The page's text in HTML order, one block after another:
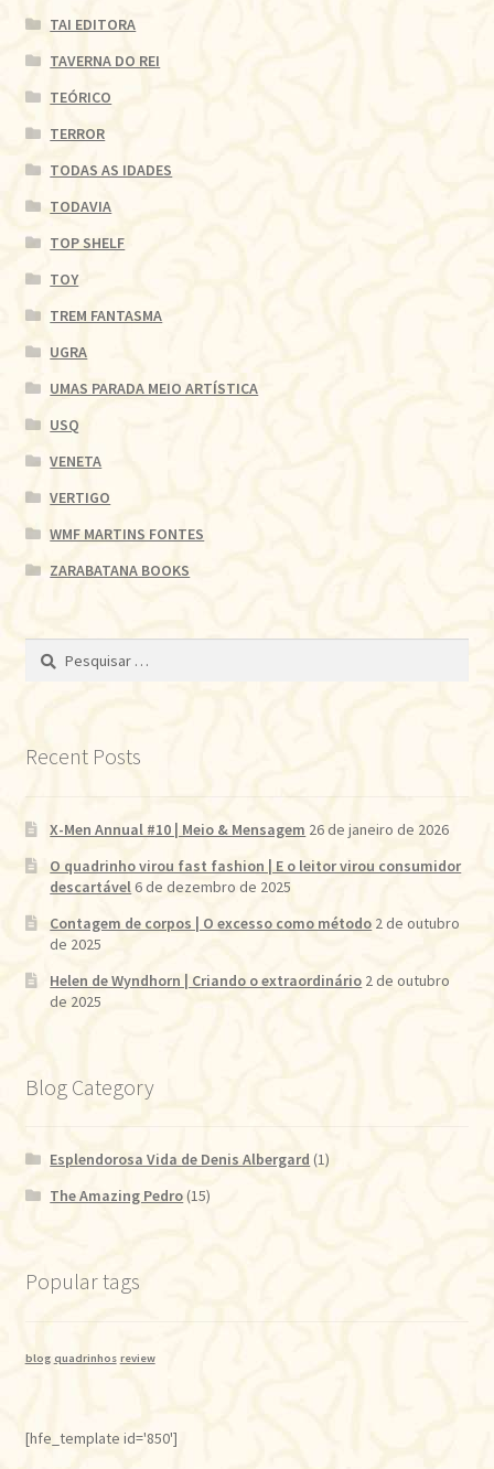
TAI EDITORA
TAVERNA DO REI
TEÓRICO
TERROR
TODAS AS IDADES
TODAVIA
TOP SHELF
TOY
TREM FANTASMA
UGRA
UMAS PARADA MEIO ARTÍSTICA
USQ
VENETA
VERTIGO
WMF MARTINS FONTES
ZARABATANA BOOKS
Pesquisar
Recent Posts
X-Men Annual #10 | Meio & Mensagem 26 de janeiro de 2026
O quadrinho virou fast fashion | E o leitor virou consumidor
descartável6 de dezembro de 2025
Contagem de corpos | O excesso como método 2 de outubro
de 2025
Helen de Wyndhorn | Criando o extraordinário 2 de outubro
de 2025
Blog Category
Esplendorosa Vida de Denis Albergard (1)
The Amazing Pedro(15)
Popular tags
blog quadrinhos review
[hfe_template id='850']